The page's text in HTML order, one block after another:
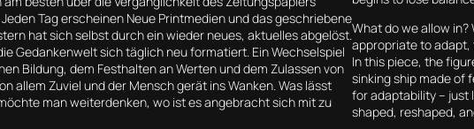
Tag erscheinen Neue Printmedien und das geschriebene
hat sich selbst durch ein wieder neues, aktuelles abgelöst.
Gedankenwelt sich täglich neu formatiert. Ein Wechselspiel
Bildung, dem Festhalten an Werten und dem Zulassen von
allem Zuviel und der Mensch gerät ins Wanken. Was lässt
man weiterdenken, wo ist es angebracht sich mit zu
What do we allow
appropriate to
In this piece, the
sinking ship made of
for adaptability – just
shaped, reshaped,